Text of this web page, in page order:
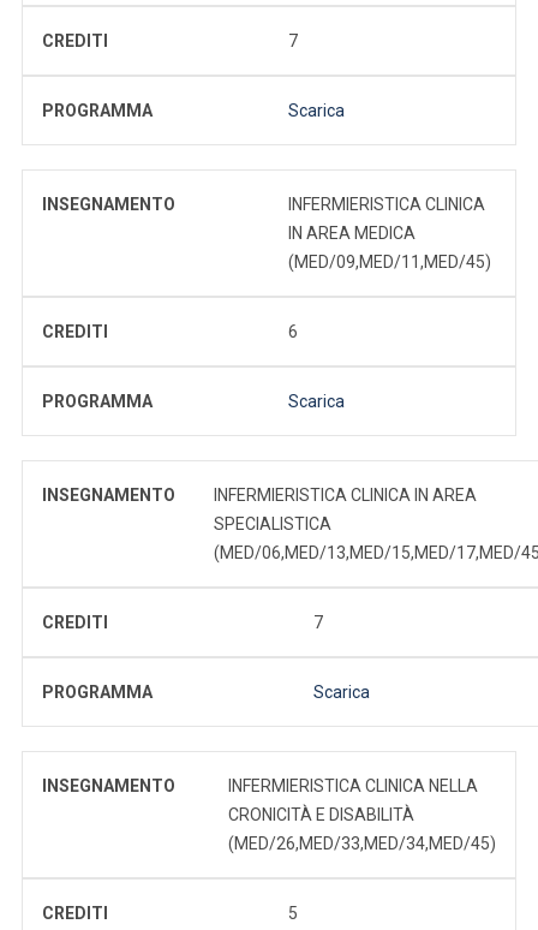
CREDITI 7
PROGRAMMA Scarica
INSEGNAMENTO
INFERMIERISTICA CLINICA
IN AREA MEDICA
(MED/09,MED/11,MED/45)
CREDITI 6
PROGRAMMA Scarica
INSEGNAMENTO
INFERMIERISTICA CLINICA IN AREA
SPECIALISTICA
(MED/06,MED/13,MED/15,MED/17,MED/
CREDITI 7
PROGRAMMA Scarica
INSEGNAMENTO
INFERMIERISTICA CLINICA NELLA
CRONICITÀ E DISABILITÀ
(MED/26,MED/33,MED/34,MED/45)
CREDITI 5